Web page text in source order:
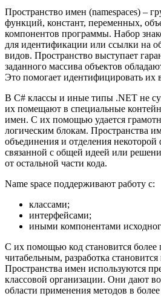
Пространство имен (namespaces) –
функций, констант, переменных,
компонентов программы. Набор
для идентификации или ссылки на
видов. Пространство выступает
заданного массива объектов
Это помогает идентифицировать их
В C# классы и иные типы .NET не
их помещают в специальные
имен. С их помощью удается
логическим блокам. Пространства
объединения и отделения
связанной с общей идеей или
от остальной части кода.
Name space поддерживают работу с:
классами;
интерфейсами;
иными компонентами
С их помощью код становится
читабельным, разработка становится
Пространства имен используются
классовой организации. Они дают
области применения методов в